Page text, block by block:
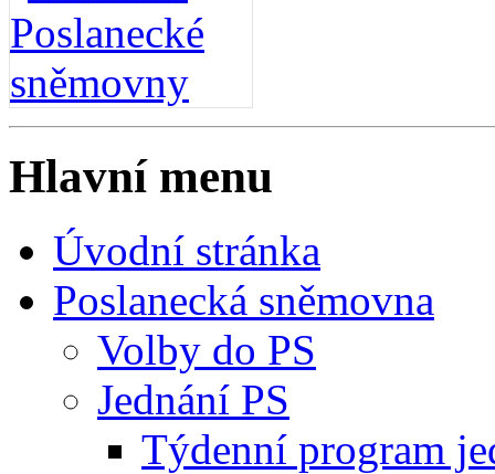
Hlavní menu
Úvodní stránka
Poslanecká sněmovna
Volby do PS
Jednání PS
Týdenní program